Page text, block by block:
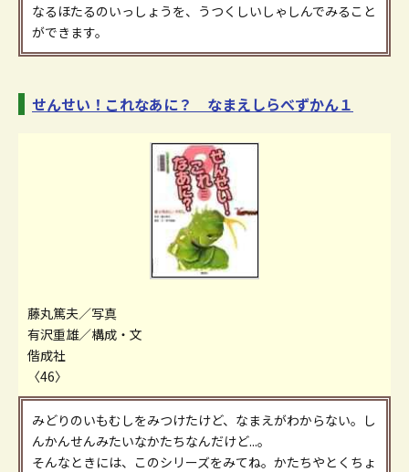
なるほたるのいっしょうを、うつくしいしゃしんでみること
ができます。
せんせい！これなあに？ なまえしらべずかん１
藤丸篤夫／写真
有沢重雄／構成・文
偕成社
〈46〉
みどりのいもむしをみつけたけど、なまえがわからない。し
んかんせんみたいなかたちなんだけど...。
そんなときには、このシリーズをみてね。かたちやとくちょ